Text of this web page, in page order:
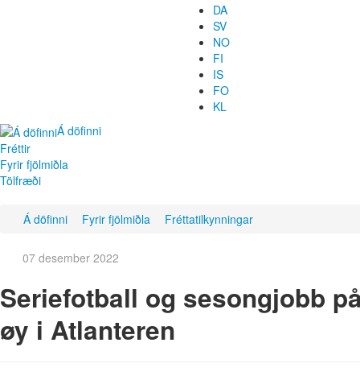
DA
SV
NO
FI
IS
FO
KL
Á döfinni
Fréttir
Fyrir fjölmiðla
Tölfræði
Á döfinni Fyrir fjölmiðla Fréttatilkynningar
07 desember 2022
Seriefotball og sesongjobb
øy i Atlanteren